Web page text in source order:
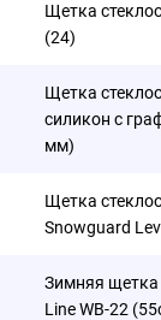
Щетка
(24)
Щетка
силикон с
мм)
Щетка
Snowguard
Зимняя щетка
Line WB-22